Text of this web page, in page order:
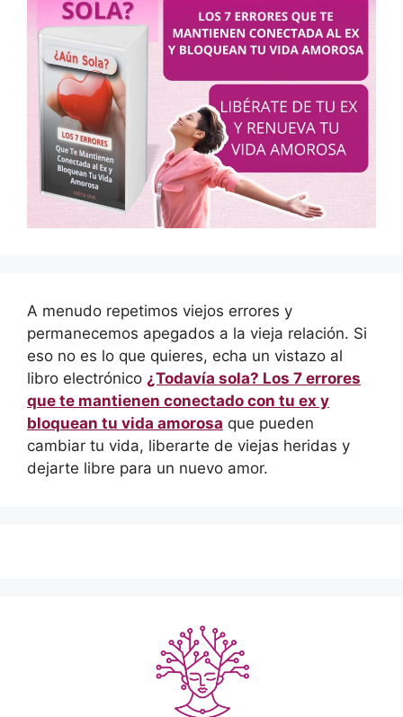
A menudo repetimos viejos errores y
permanecemos apegados a la vieja relación. Si
eso no es lo que quieres, echa un vistazo al
libro electrónico ¿Todavía sola? Los 7 errores
que te mantienen conectado con tu ex y
bloquean tu vida amorosa que pueden
cambiar tu vida, liberarte de viejas heridas y
dejarte libre para un nuevo amor.